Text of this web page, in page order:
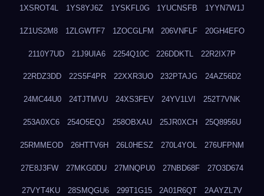
1XSROT4L 1YS8YJ6Z 1YSKFL0G 1YUCNSFB 1YYN7W1J
1Z1US2M8 1ZLGWTF7 1ZOCGLFM 206VNFLF 20GH4EFO
2110Y7UD 21J9UIA6 2254Q10C 226DDKTL 22R2IX7P
22RDZ3DD 22S5F4PR 22XXR3UO 232PTAJG 24AZ56D2
24MC44U0 24TJTMVU 24XS3FEV 24YV1LVI 252T7VNK
253A0XC6 254O5EQJ 258OBXAU 25JR0XCH 25Q8956U
25RMMEOD 26HTTV6H 26L0HESZ 270L4YOL 276UFPNM
27E8J3FW 27MKG0DU 27MNQPU0 27NBD68F 27O3D674
27VYT4KU 28SMQGU6 299T1G15 2A01R6QT 2AAYZL7V